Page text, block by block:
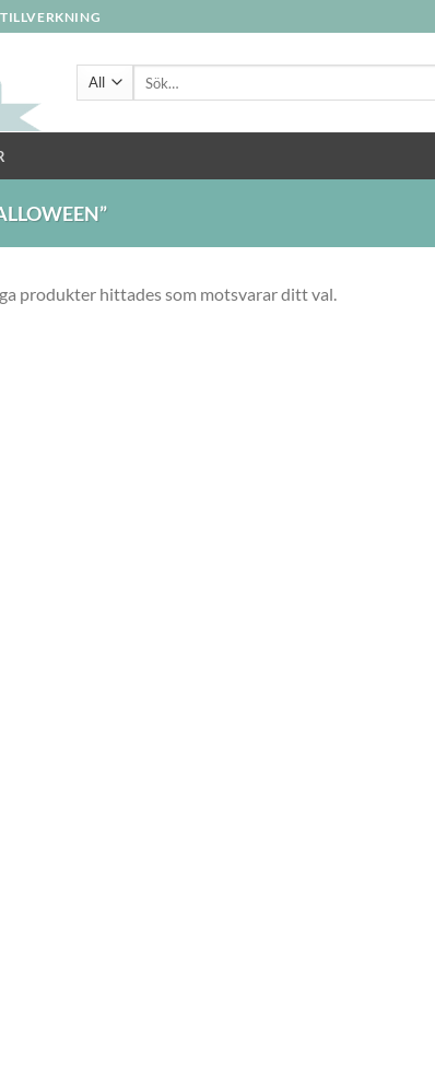
produkter hittades som motsvarar ditt val.